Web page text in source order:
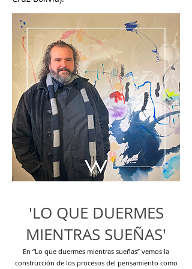
'LO QUE DUERMES
MIENTRAS SUEÑAS'
En “Lo que duermes mientras sueñas” vemos la
construcción de los procesos del pensamiento como